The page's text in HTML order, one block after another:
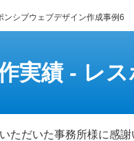
シブウェブデザイン作成事例6
実績 - レ
ただいた事務所様に感謝